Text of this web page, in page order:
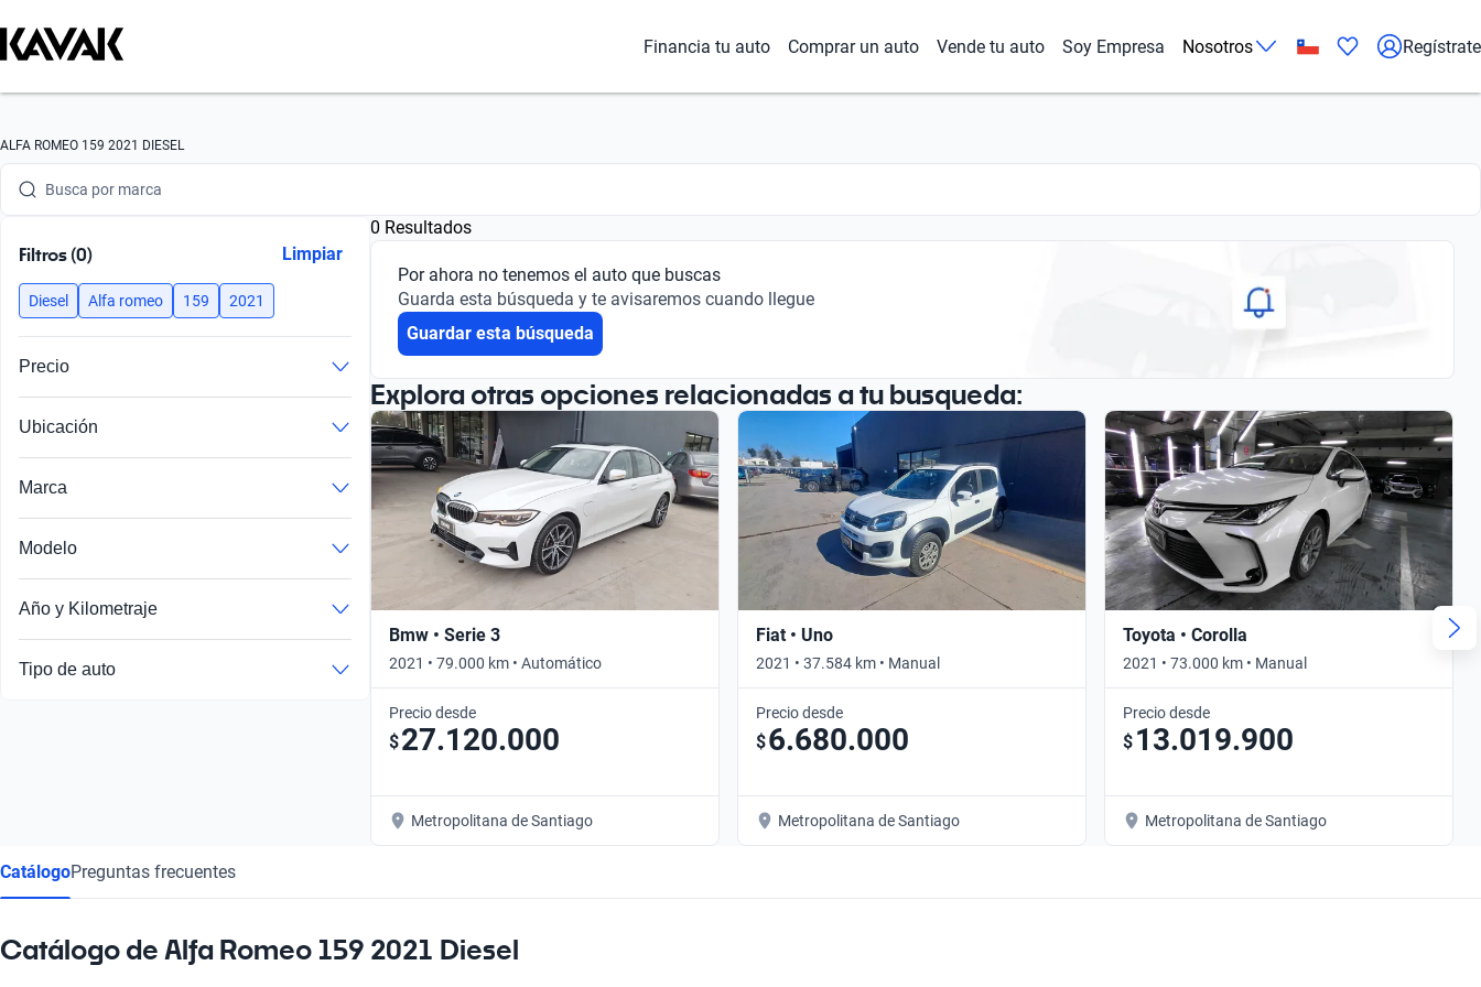
Financia tu auto Comprar un auto Vende tu auto Soy Empresa Nosotros Regístrate
ALFA ROMEO 159 2021 DIESEL
Busca por marca
Busca por versión
Busca por año
Busca por modelo
Busca por versión
Filtros (0) Limpiar
Diesel Alfa romeo 159 2021
Precio
Ubicación
Marca
Modelo
Año y Kilometraje
Tipo de auto
0 Resultados
Por ahora no tenemos el auto que buscas
Guarda esta búsqueda y te avisaremos cuando llegue
Guardar esta búsqueda
Explora otras opciones relacionadas a tu busqueda:
Bmw • Serie 3
2021 • 79.000 km • Automático
Precio desde
$27.120.000
Metropolitana de Santiago
Fiat • Uno
2021 • 37.584 km • Manual
Precio desde
$6.680.000
Metropolitana de Santiago
Toyota • Corolla
2021 • 73.000 km • Manual
Precio desde
$ 13.019.900
Metropolitana de Santiago
CatálogoPreguntas frecuentes
Catálogo de Alfa Romeo 159 2021 Diesel